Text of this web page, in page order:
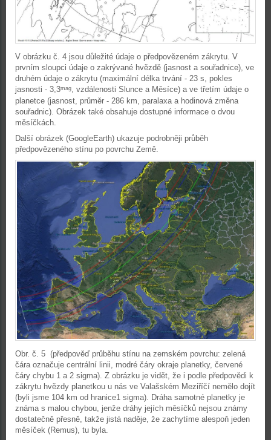
V obrázku č. 4 jsou důležité údaje o předpovězeném zákrytu. V
prvním sloupci údaje o zakrývané hvězdě (jasnost a souřadnice), ve
druhém údaje o zákrytu (maximální délka trvání - 23 s, pokles
jasnosti - 3,3mag, vzdálenosti Slunce a Měsíce) a ve třetím údaje o
planetce (jasnost, průměr - 286 km, paralaxa a hodinová změna
souřadnic). Obrázek také obsahuje dostupné informace o dvou
měsíčkách.
Další obrázek (GoogleEarth) ukazuje podrobněji průběh
předpovězeného stínu po povrchu Země.
Obr. č. 5 (předpověď průběhu stínu na zemském povrchu: zelená
čára označuje centrální linii, modré čáry okraje planetky, červené
čáry chybu 1 a 2 sigma). Z obrázku je vidět, že i podle předpovědi k
zákrytu hvězdy planetkou u nás ve Valašském Meziříčí nemělo dojít
(byli jsme 104 km od hranice1 sigma). Dráha samotné planetky je
známa s malou chybou, jenže dráhy jejích měsíčků nejsou známy
dostatečně přesně, takže jistá naděje, že zachytíme alespoň jeden
měsíček (Remus), tu byla.